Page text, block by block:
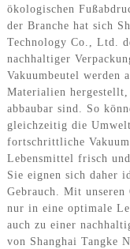
ökologischen
der Branche hat sich
Technology Co., Ltd.
nachhaltiger
Vakuumbeutel werden
Materialien
abbaubar sind. So
gleichzeitig die
fortschrittliche
Lebensmittel frisch
Sie eignen sich daher
Gebrauch. Mit
nur in eine optimale
auch zu einer
von Shanghai Tangke